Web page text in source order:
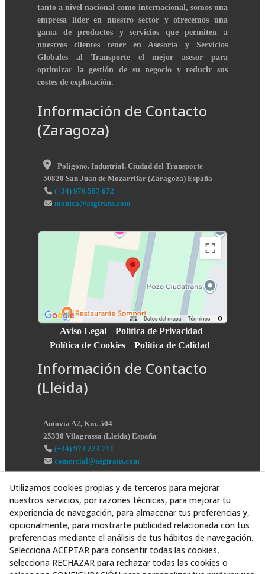
tanto a nivel nacional como internacional, somos una
empresa líder en nuestro sector y ofrecemos una
gama de productos y servicios que permiten a
nuestros clientes tener en Asesoría y Servicios
Globales al Transporte el mejor asesor para
optimizar la gestión de su negocio y reducir sus
costes de explotación.
Información de Contacto
(Zaragoza)
Poligono. Industrial. Ciudad del Transporte
50820 San Juan de Mozarrifar (Zaragoza) España
(+34) 976 587 672
monica@asgtrans.com
Aviso Legal
Política de Privacidad
Política de Cookies
Política de Calidad
Información de Contacto
(Lleida)
Autovía A2, Km. 504
25330 Vilagrassa (Lleida) España
(+34) 973 223 711
comercial@asgtrans.com
Utilizamos cookies propias y de terceros para mejorar
nuestros servicios, por razones técnicas, para mejorar tu
experiencia de navegación, para almacenar tus preferencias y,
opcionalmente, para mostrarte publicidad relacionada con tus
preferencias mediante el análisis de tus hábitos de navegación.
Selecciona ACEPTAR para consentir todas las cookies,
selecciona RECHAZAR para rechazar todas las cookies o